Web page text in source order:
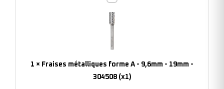
forme
1 × Fraises métalliques forme A - 9,6mm - 19mm -
304508 (x1)